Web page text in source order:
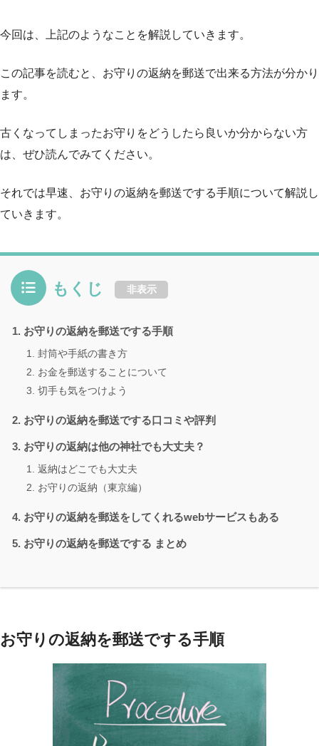
今回は、上記のようなことを解説していきます。
この記事を読むと、お守りの返納を郵送で出来る方法が分かり
ます。
古くなってしまったお守りをどうしたら良いか分からない方
は、ぜひ読んでみてください。
それでは早速、お守りの返納を郵送でする手順について解説し
ていきます。
もくじ 非表示
お守りの返納を郵送でする手順
封筒や手紙の書き方
お金を郵送することについて
切手も気をつけよう
お守りの返納を郵送でする口コミや評判
お守りの返納は他の神社でも大丈夫？
返納はどこでも大丈夫
お守りの返納（東京編）
お守りの返納を郵送をしてくれるwebサービスもある
お守りの返納を郵送でする まとめ
お守りの返納を郵送でする手順